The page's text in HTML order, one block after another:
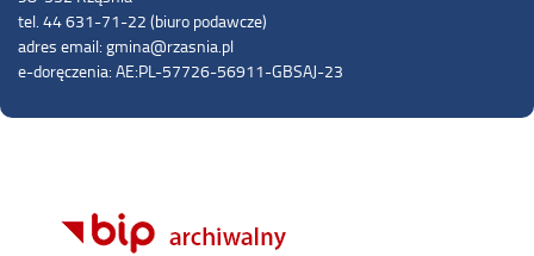
tel. 44 631-71-22 (biuro podawcze)
adres email: gmina@rzasnia.pl
e-doręczenia: AE:PL-57726-56911-GBSAJ-23